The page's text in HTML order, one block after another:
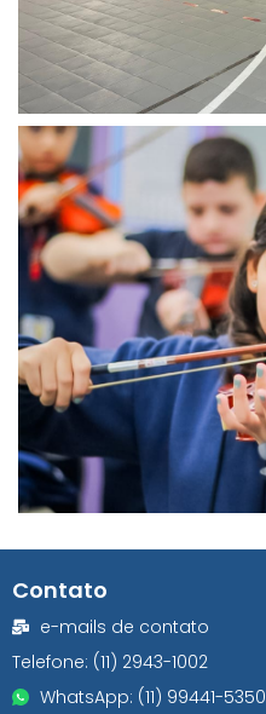
Contato
e-mails de contato
Telefone: (11) 2943-1002
WhatsApp: (11) 99441-5350